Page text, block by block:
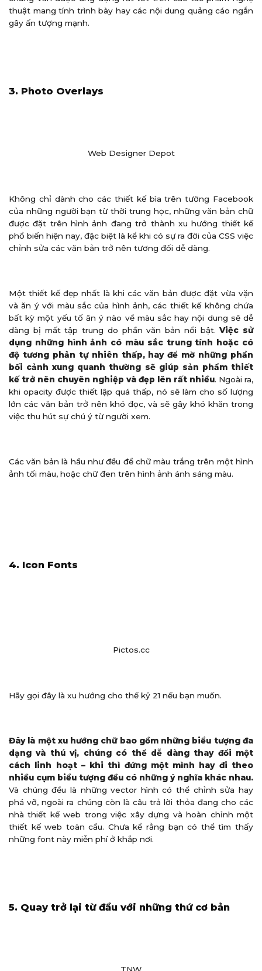
thuật mang tính trình bày hay các nội dung quảng cáo ngắn
gây ấn tượng mạnh.
3. Photo Overlays
Web Designer Depot
Không chỉ dành cho các thiết kế bìa trên tường Facebook
của những người bạn từ thời trung học, những văn bản chữ
được đặt trên hình ảnh đang trở thành xu hướng thiết kế
phổ biến hiện nay, đặc biệt là kể khi có sự ra đời của CSS việc
chỉnh sửa các văn bản trở nên tương đối dễ dàng.
Một thiết kế đẹp nhất là khi các văn bản được đặt vừa vặn
và ăn ý với màu sắc của hình ảnh, các thiết kế không chứa
bất kỳ một yếu tố ăn ý nào về màu sắc hay nội dung sẽ dễ
dàng bị mất tập trung do phần văn bản nổi bật.Việc sử
dụng những hình ảnh có màu sắc trung tính hoặc có
độ tương phản tự nhiên thấp, hay để mờ những phần
bối cảnh xung quanh thường sẽ giúp sản phẩm thiết
kế trở nên chuyên nghiệp và đẹp lên rất nhiều. Ngoài ra,
khi opacity được thiết lập quá thấp, nó sẽ làm cho số lượng
lớn các văn bản trở nên khó đọc, và sẽ gây khó khăn trong
việc thu hút sự chú ý từ người xem.
Các văn bản là hầu như đều để chữ màu trắng trên một hình
ảnh tối màu, hoặc chữ đen trên hình ảnh ánh sáng màu.
4. Icon Fonts
Pictos.cc
Hãy gọi đây là xu hướng cho thế kỷ 21 nếu bạn muốn.
Đây là một xu hướng chữ bao gồm những biểu tượng đa
dạng và thú vị, chúng có thể dễ dàng thay đổi một
cách linh hoạt – khi thì đứng một mình hay đi theo
nhiều cụm biểu tượng đều có những ý nghĩa khác nhau.
Và chúng đều là những vector hình có thể chỉnh sửa hay
phá vỡ, ngoài ra chúng còn là câu trả lời thỏa đang cho các
nhà thiết kế web trong việc xây dựng và hoàn chỉnh một
thiết kế web toàn cầu. Chưa kể rằng bạn có thể tìm thấy
những font này miễn phí ở khắp nơi.
5. Quay trở lại từ đầu với những thứ cơ bản